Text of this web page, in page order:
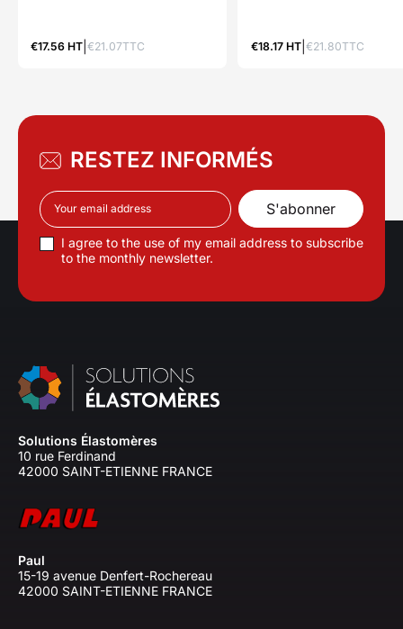
€17.56 HT €21.07TTC €18.17 HT €21.80TTC
RESTEZ INFORMÉS
I agree to the use of my email address to subscribe
to the monthly newsletter.
Solutions Élastomères
10 rue Ferdinand
42000 SAINT-ETIENNE FRANCE
Paul
15-19 avenue Denfert-Rochereau
42000 SAINT-ETIENNE FRANCE